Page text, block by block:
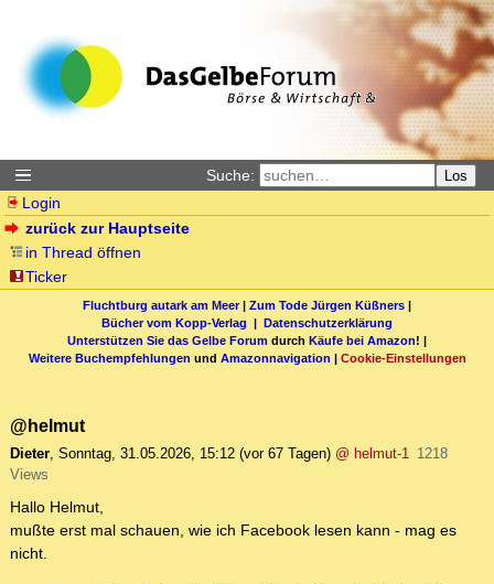
Suche: Los
Login
zurück zur Hauptseite
in Thread öffnen
Ticker
Fluchtburg autark am Meer| Zum Tode Jürgen Küßners |
Bücher vom Kopp-Verlag | Datenschutzerklärung
Unterstützen Sie das Gelbe Forum durch Käufe bei Amazon! |
Weitere Buchempfehlungen und Amazonnavigation | Cookie-Einstellungen
@helmut
Dieter, Sonntag, 31.05.2026, 15:12 (vor 67 Tagen) @ helmut-1 1218
Views
Hallo Helmut,
mußte erst mal schauen, wie ich Facebook lesen kann - mag es
nicht.